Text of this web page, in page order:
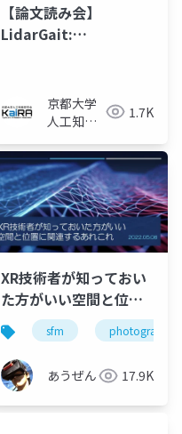
【論文読み会】
LidarGait:
with Point Clouds
京都大学
人工知能
KaiRA
1.7K
XR技術者が知っておい
た方がいい空間と位置
に関連するあれこれ
sfm
あうぜん 17.9K